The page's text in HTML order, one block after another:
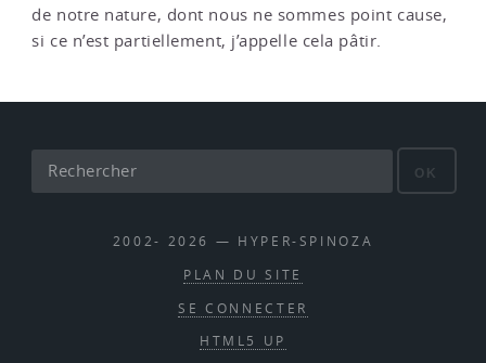
de notre nature, dont nous ne sommes point cause,
si ce n’est partiellement, j’appelle cela pâtir.
OK
2002- 2026 — HYPER-SPINOZA
PLAN DU SITE
SE CONNECTER
HTML5 UP